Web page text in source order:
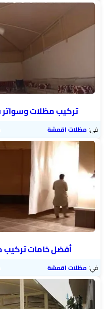
تركيب مظلات وسواتر
في:مظلات اقمشة
أفضل خامات
في:مظلات اقمشة